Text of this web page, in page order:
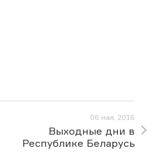
06 мая, 2016
Выходные дни в
Республике Беларусь